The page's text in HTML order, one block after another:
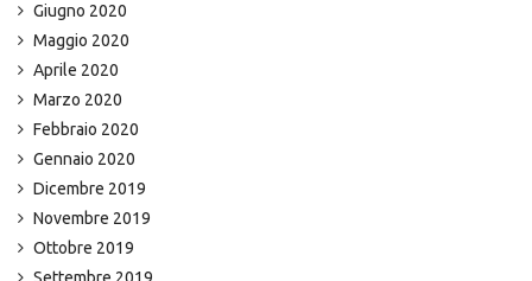
Giugno 2020
Maggio 2020
Aprile 2020
Marzo 2020
Febbraio 2020
Gennaio 2020
Dicembre 2019
Novembre 2019
Ottobre 2019